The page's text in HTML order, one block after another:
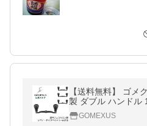
【送料無料】 ゴメ
製 ダブル ハンドル
パーツ 7×4mm
PE製 30mm ノブ 付
GOMEXUS